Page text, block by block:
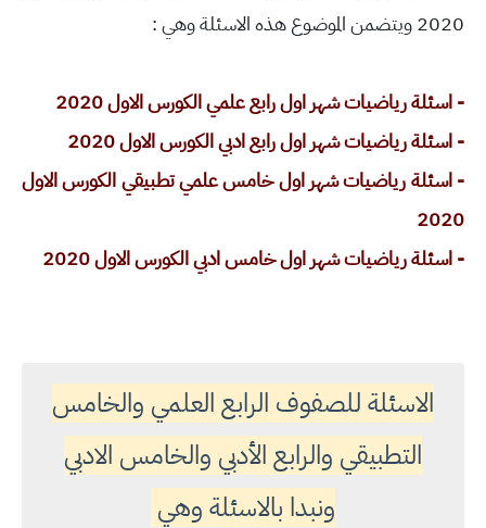
2020 ويتضمن الموضوع هذه الاسئلة وهي :
- اسئلة رياضيات شهر اول رابع علمي الكورس الاول 2020
- اسئلة رياضيات شهر اول رابع ادبي الكورس الاول 2020
- اسئلة رياضيات شهر اول خامس علمي تطبيقي الكورس الاول
2020
- اسئلة رياضيات شهر اول خامس ادبي الكورس الاول 2020
الاسئلة للصفوف الرابع العلمي والخامس
التطبيقي والرابع الأدبي والخامس الادبي
ونبدا بالاسئلة وهي